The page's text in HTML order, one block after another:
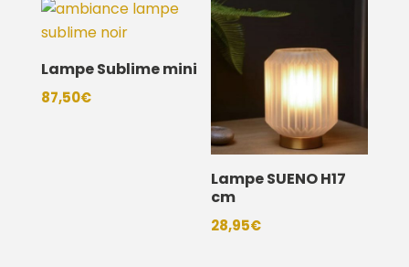
Lampe Sublime mini
87,50€
Lampe SUENO H17
cm
28,95€